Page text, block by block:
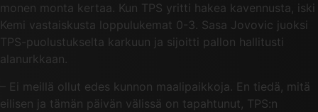
monen monta kertaa. Kun TPS yritti hakea kavennusta, iski
Kemi vastaiskusta loppulukemat 0-3. Sasa Jovovic juoksi
TPS-puolustukselta karkuun ja sijoitti pallon hallitusti
alanurkkaan.
– Ei meillä ollut edes kunnon maalipaikkoja. En tiedä, mitä
eilisen ja tämän päivän välissä on tapahtunut, TPS:n